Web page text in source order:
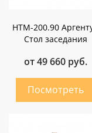
НТМ-200.90
Стол заседания
от 49 660 руб.